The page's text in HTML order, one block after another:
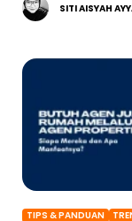
SITI AISYAH
TIPS & PANDUAN